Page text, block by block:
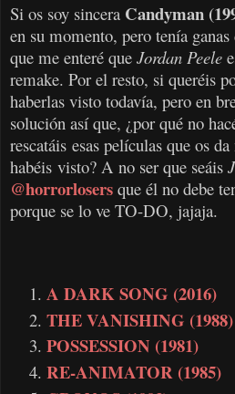
Si os soy sincera Candyman
en su momento, pero tenía
que me enteré que Jordan Peele
remake. Por el resto, si queréis
haberlas visto todavía, pero en
solución así que, ¿por qué no
rescatáis esas películas que os
habéis visto? A no ser que seáis
@horrorlosers que él no debe
porque se lo ve TO-DO, jajaja.
A DARK SONG (2016)
THE VANISHING (1988)
POSSESSION (1981)
RE-ANIMATOR (1985)